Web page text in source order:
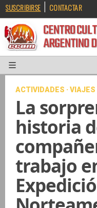
SUSCRIBIRSE | CONTACTAR
CENTRO
ACTIVIDADES · VIAJES
La
historia
trabajo